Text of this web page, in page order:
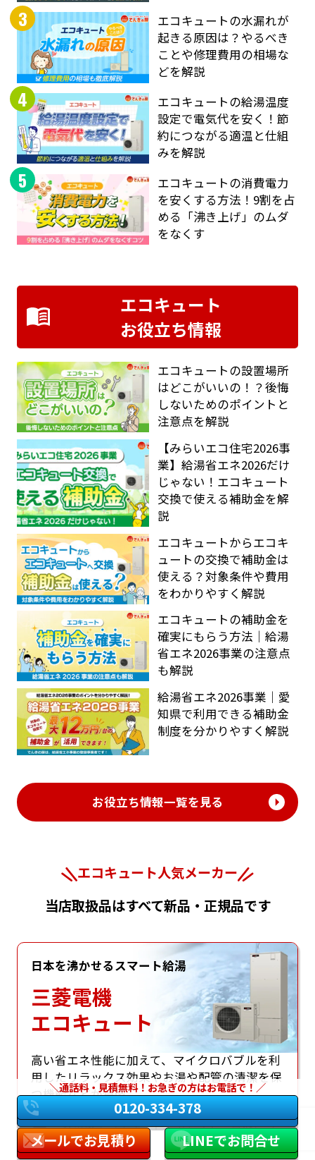
3
エコキュートの水漏れが
起きる原因は？やるべき
ことや修理費用の相場な
どを解説
4
エコキュートの給湯温度
設定で電気代を安く！節
約につながる適温と仕組
みを解説
5
エコキュートの消費電力
を安くする方法！9割を占
める「沸き上げ」のムダ
をなくす
エコキュート
お役立ち情報
エコキュートの設置場所
はどこがいいの！？後悔
しないためのポイントと
注意点を解説
【みらいエコ住宅2026事
業】給湯省エネ2026だけ
じゃない！エコキュート
交換で使える補助金を解
説
エコキュートからエコキ
ュートの交換で補助金は
使える？対象条件や費用
をわかりやすく解説
エコキュートの補助金を
確実にもらう方法｜給湯
省エネ2026事業の注意点
も解説
給湯省エネ2026事業｜愛
知県で利用できる補助金
制度を分かりやすく解説
お役立ち情報一覧を見る
エコキュート人気メーカー
当店取扱品はすべて新品・正規品です
日本を沸かせるスマート給湯
三菱電機
エコキュート
⾼い省エネ性能に加えて、マイクロバブルを利
⽤したリラックス効果やお湯や配管の清潔を保
つ機能などが特徴
三菱電機エコキュート工事セット一覧はこち
ら
通話料・見積無料！お急ぎの方はお電話で！
0120-334-378
メールでお見積り
LINEでお問合せ